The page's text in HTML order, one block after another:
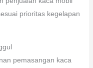
prioritas kegelapan
pemasangan kaca